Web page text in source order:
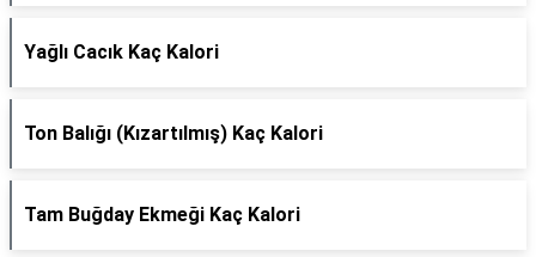
Yağlı Cacık Kaç Kalori
Ton Balığı (Kızartılmış) Kaç Kalori
Tam Buğday Ekmeği Kaç Kalori